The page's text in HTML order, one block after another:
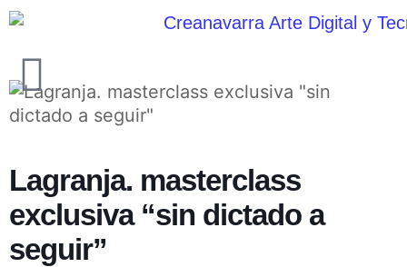
Ir
contenido
Lagranja. masterclass
exclusiva “sin dictado a
seguir”